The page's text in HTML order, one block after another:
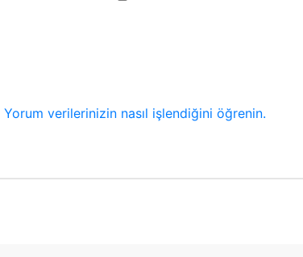
Yorum verilerinizin nasıl işlendiğini öğrenin.